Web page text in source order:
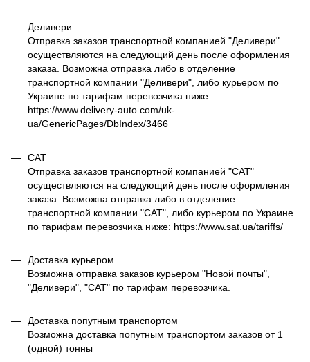
Деливери
Отправка заказов транспортной компанией "Деливери"
осуществляются на следующий день после оформления
заказа. Возможна отправка либо в отделение
транспортной компании "Деливери", либо курьером по
Украине по тарифам перевозчика ниже:
https://www.delivery-auto.com/uk-
ua/GenericPages/DbIndex/3466
САТ
Отправка заказов транспортной компанией "САТ"
осуществляются на следующий день после оформления
заказа. Возможна отправка либо в отделение
транспортной компании "САТ", либо курьером по Украине
по тарифам перевозчика ниже: https://www.sat.ua/tariffs/
Доставка курьером
Возможна отправка заказов курьером "Новой почты",
"Деливери", "САТ" по тарифам перевозчика.
Доставка попутным транспортом
Возможна доставка попутным транспортом заказов от 1
(одной) тонны